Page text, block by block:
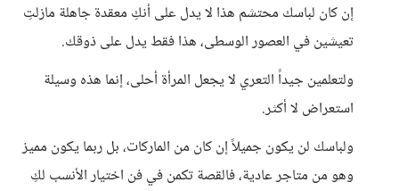
إن كان لباسك محتشم هذا لا يدل على أنكِ معقدة جاهلة مازلتِ
تعيشين في العصور الوسطى، هذا فقط يدل على ذوقك.
ولتعلمين جيداً التعري لا يجعل المرأة أحلى، إنما هذه وسيلة
استعراض لا أكثر.
ولباسك لن يكون جميلاً إن كان من الماركات، بل ربما يكون مميز
وهو من متاجر عادية، فالقصة تكمن في فن اختيار الأنسب لكِ